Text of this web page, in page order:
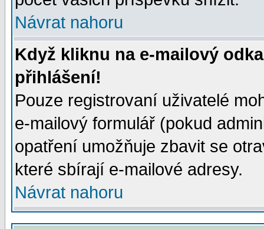
Návrat nahoru
Když kliknu na e-mailový
přihlášení!
Pouze registrovaní uživatelé
e-mailový formulář (pokud
opatření umožňuje zbavit se
které sbírají e-mailové adresy.
Návrat nahoru